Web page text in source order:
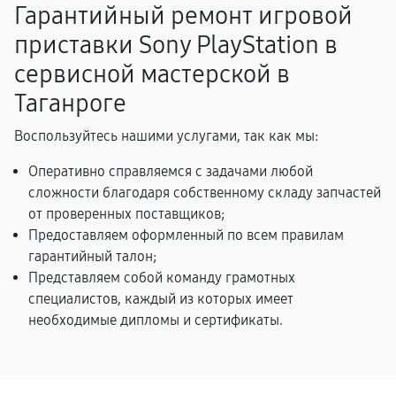
Гарантийный ремонт игровой
приставки Sony PlayStation в
сервисной мастерской в
Таганроге
Воспользуйтесь нашими услугами, так как мы:
Оперативно справляемся с задачами любой
сложности благодаря собственному складу запчастей
от проверенных поставщиков;
Предоставляем оформленный по всем правилам
гарантийный талон;
Представляем собой команду грамотных
специалистов, каждый из которых имеет
необходимые дипломы и сертификаты.